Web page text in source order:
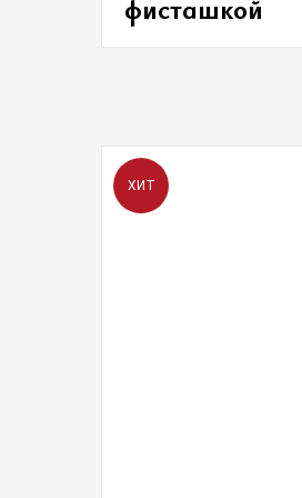
фисташкой
ХИТ